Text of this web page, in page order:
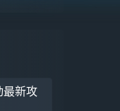
你我共同
最新攻